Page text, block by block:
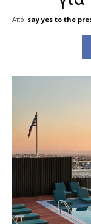
Από say yes to the